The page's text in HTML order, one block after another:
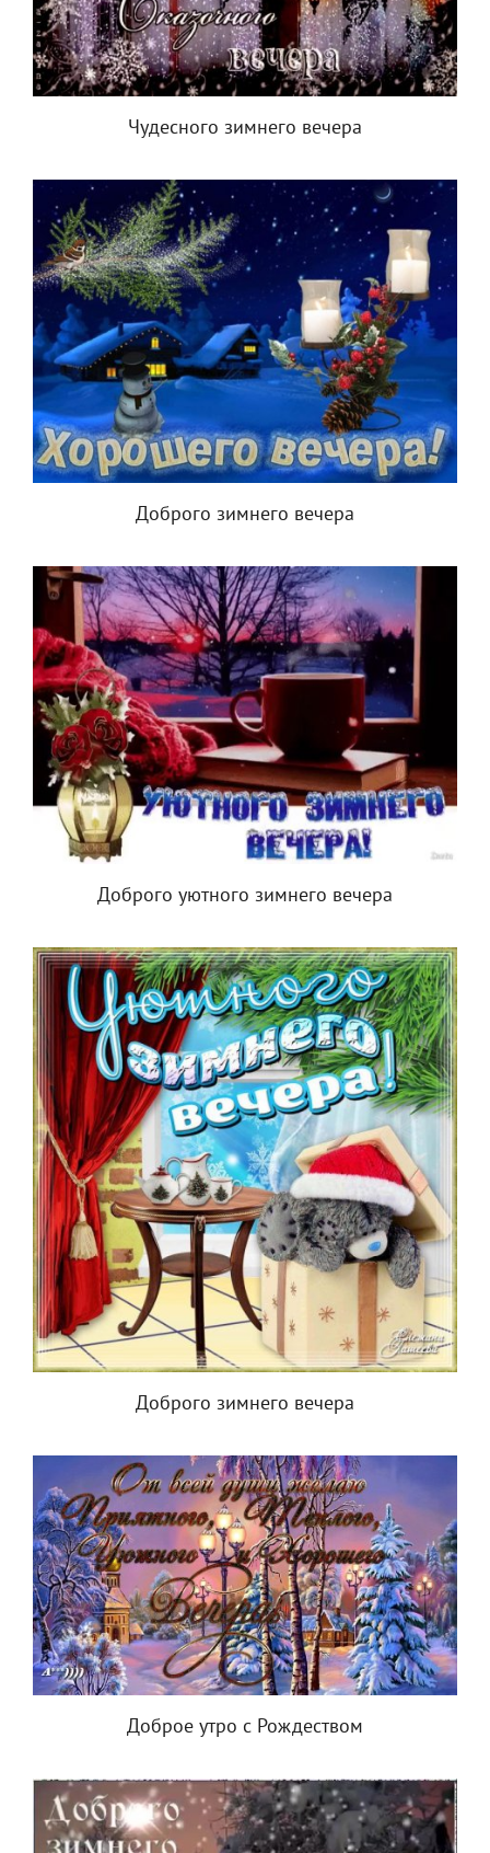
Чудесного зимнего вечера
Доброго зимнего вечера
Доброго уютного зимнего вечера
Доброго зимнего вечера
Доброе утро с Рождеством